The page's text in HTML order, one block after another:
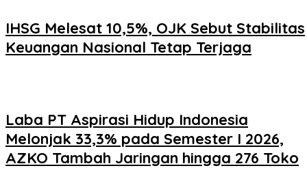
IHSG Melesat 10,5%, OJK Sebut Stabilitas
Keuangan Nasional Tetap Terjaga
Laba PT Aspirasi Hidup Indonesia
Melonjak 33,3% pada Semester I 2026,
AZKO Tambah Jaringan hingga 276 Toko